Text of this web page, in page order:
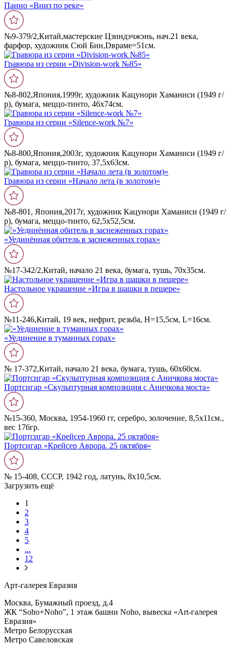
Панно «Вниз по реке»
№9-379/2,Китай,мастерские Цзиндэчжэнь, нач.21 века,
фарфор, художник Сюй Бин,Dвраме=51см.
Гравюра из серии «Division-work №85»
№8-802,Япония,1999г, художник Кацунори Хаманиси (1949 г/
р), бумага, меццо-тинто, 46х74см.
Гравюра из серии «Silence-work №7»
№8-800,Япония,2003г, художник Кацунори Хаманиси (1949 г/
р), бумага, меццо-тинто, 37,5х63см.
Гравюра из серии «Начало лета (в золотом)»
№8-801, Япония,2017г, художник Кацунори Хаманиси (1949 г/
р), бумага, меццо-тинто, 62,5х52,5см.
«Уединëнная обитель в заснеженных горах»
№17-342/2,Китай, начало 21 века, бумага, тушь, 70х35см.
Настольное украшение «Игра в шашки в пещере»
№11-246,Китай, 19 век, нефрит, резьба, Н=15,5см, L=16см.
«Уединение в туманных горах»
№ 17-372,Китай, начало 21 века, бумага, тушь, 60х60см.
Портсигар «Скульптурная композиция с Аничкова моста»
№15-360, Москва, 1954-1960 гг, серебро, золочение, 8,5х11см.,
вес 176гр.
Портсигар «Крейсер Аврора. 25 октября»
№ 15-408, СССР, 1942 год, латунь, 8х10,5см.
Загрузить ещё
1
2
3
4
5
...
12
Арт-галерея Евразия
Москва, Бумажный проезд, д.4
ЖК “Soho+Noho”, 1 этаж башни Noho, вывеска «Art-галерея
Евразия»
Метро Белорусская
Метро Савеловская